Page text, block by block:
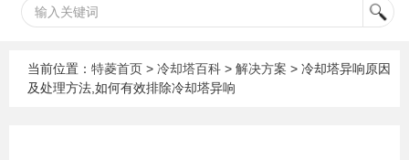
当前位置： 特菱首页 > 冷却塔百科 > 解决方案 > 冷却塔异响原因
及处理方法,如何有效排除冷却塔异响